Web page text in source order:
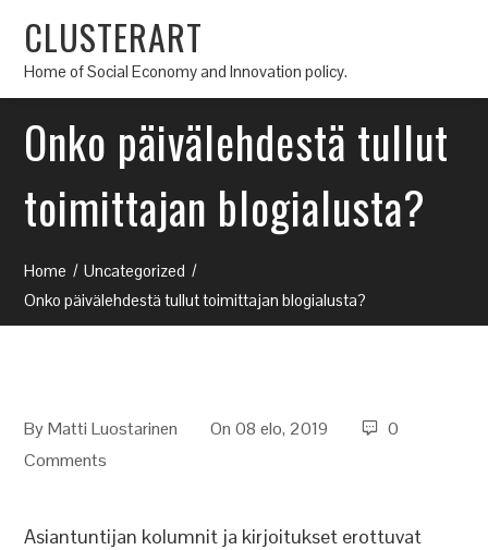
CLUSTERART
Home of Social Economy and Innovation policy.
Onko päivälehdestä tullut
toimittajan blogialusta?
Home
Uncategorized
Onko päivälehdestä tullut toimittajan blogialusta?
ByMatti Luostarinen On 08 elo, 2019
0
Comments
Asiantuntijan kolumnit ja kirjoitukset erottuvat